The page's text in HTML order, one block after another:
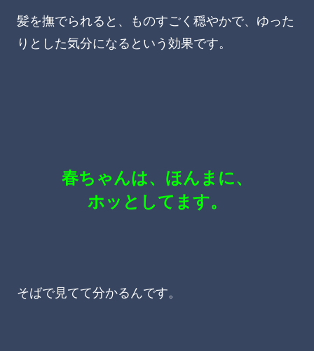
髪を撫でられると、ものすごく穏やかで、ゆった
りとした気分になるという効果です。
春ちゃんは、ほんまに、
ホッとしてます。
そばで見てて分かるんです。